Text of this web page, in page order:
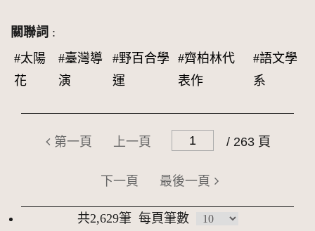
關聯詞 :
#太陽
花
#臺灣導
演
#野百合學
運
#齊柏林代
表作
#語文學
系
第一頁 上一頁 / 263 頁
下一頁 最後一頁
共2,629筆 每頁筆數